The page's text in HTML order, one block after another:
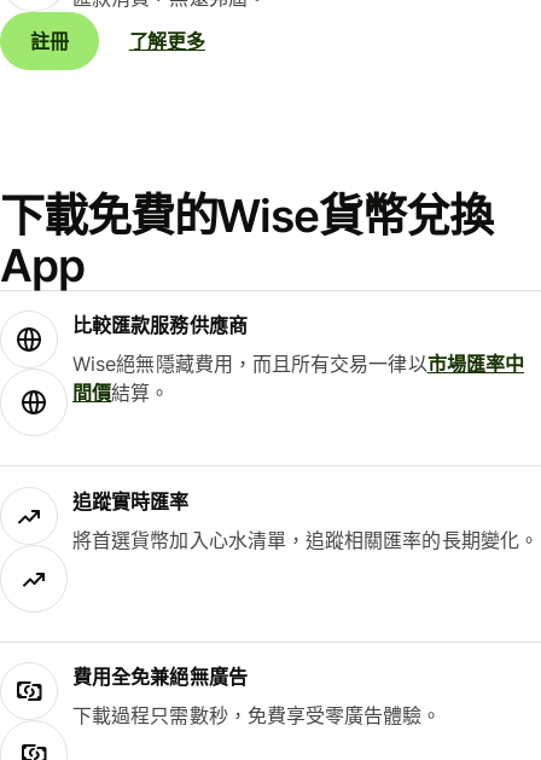
註冊
了解更多
下載免費的Wise貨幣兌換
App
比較匯款服務供應商
Wise絕無隱藏費用，而且所有交易一律以市場匯率中
間價結算。
追蹤實時匯率
將首選貨幣加入心水清單，追蹤相關匯率的長期變化。
費用全免兼絕無廣告
下載過程只需數秒，免費享受零廣告體驗。